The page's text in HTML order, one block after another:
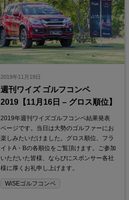
2019年11月19日
週刊ワイズ ゴルフコンペ
2019【11月16日 – グロス順位】
2019年週刊ワイズゴルフコンペ結果発表
ページです。当日は大勢のゴルファーにお
楽しみたいだけました。グロス順位、フラ
イトA・Bの各順位をご覧頂けます。ご参加
いただいた皆様、ならびにスポンサー各社
様に厚くお礼申し上げます。
WiSEゴルフコンペ